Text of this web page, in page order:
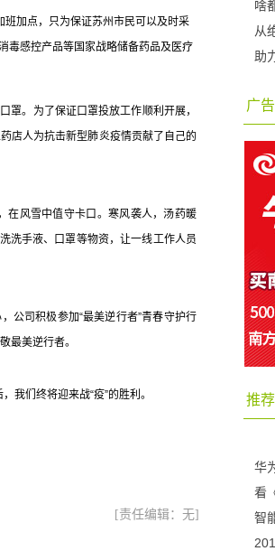
加点，只为保证苏州市民可以及时采
毒感控产品等国家战略储备药品及医疗
。为了保证口罩投放工作顺利开展，
店人为抗击新型肺炎疫情贡献了自己的
风雪中值守卡口。寒风袭人，汤药暖
洗手液、口罩等物资，让一线工作人员
公司积极参加“最美逆行者”青春守护行
最美逆行者。
们终将迎来战“疫”的胜利。
[责任编辑：无]
啥
从
助
广告
推
华
看
智